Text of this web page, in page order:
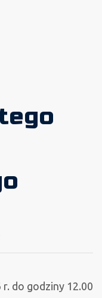
r. do godziny 12.00